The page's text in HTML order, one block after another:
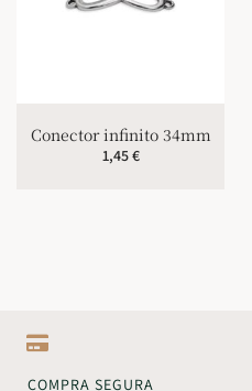
Conector infinito 34mm
1,45€
COMPRA SEGURA